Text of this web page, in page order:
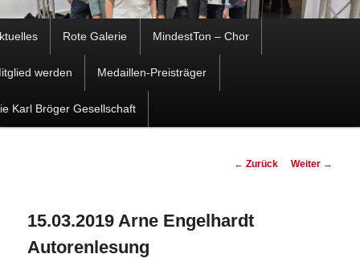
Zum
wechseln
Zum
Inhalt
Rote Galerie MindestTon – Chor
werden Medaillen-Preisträger
Karl Bröger Gesellschaft
Beitragsnavigation
← Zurück Weiter →
15.03.2019 Arne Engelhardt
Autorenlesung